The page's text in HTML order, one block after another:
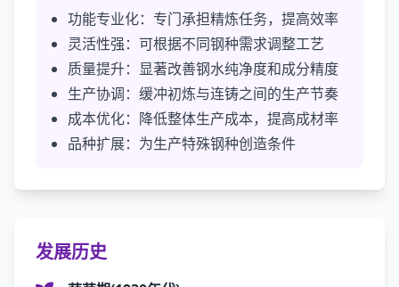
功能专业化：专门承担精炼任务，提高效率
灵活性强：可根据不同钢种需求调整工艺
质量提升：显著改善钢水纯净度和成分精度
生产协调：缓冲初炼与连铸之间的生产节奏
成本优化：降低整体生产成本，提高成材率
品种扩展：为生产特殊钢种创造条件
发展历史